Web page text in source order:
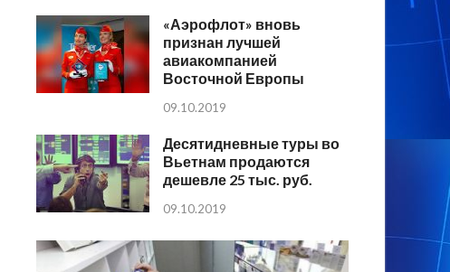
«Аэрофлот» вновь
признан лучшей
авиакомпанией
Восточной Европы
09.10.2019
Десятидневные туры во
Вьетнам продаются
дешевле 25 тыс. руб.
09.10.2019